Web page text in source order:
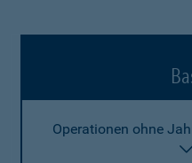
Operationen ohne